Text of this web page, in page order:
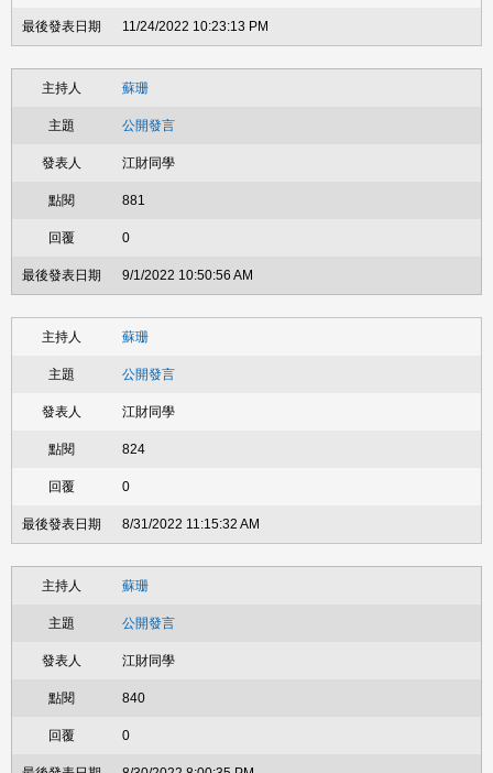
11/24/2022 10:23:13 PM
蘇珊
公開發言
江財同學
881
0
9/1/2022 10:50:56 AM
蘇珊
公開發言
江財同學
824
0
8/31/2022 11:15:32 AM
蘇珊
公開發言
江財同學
840
0